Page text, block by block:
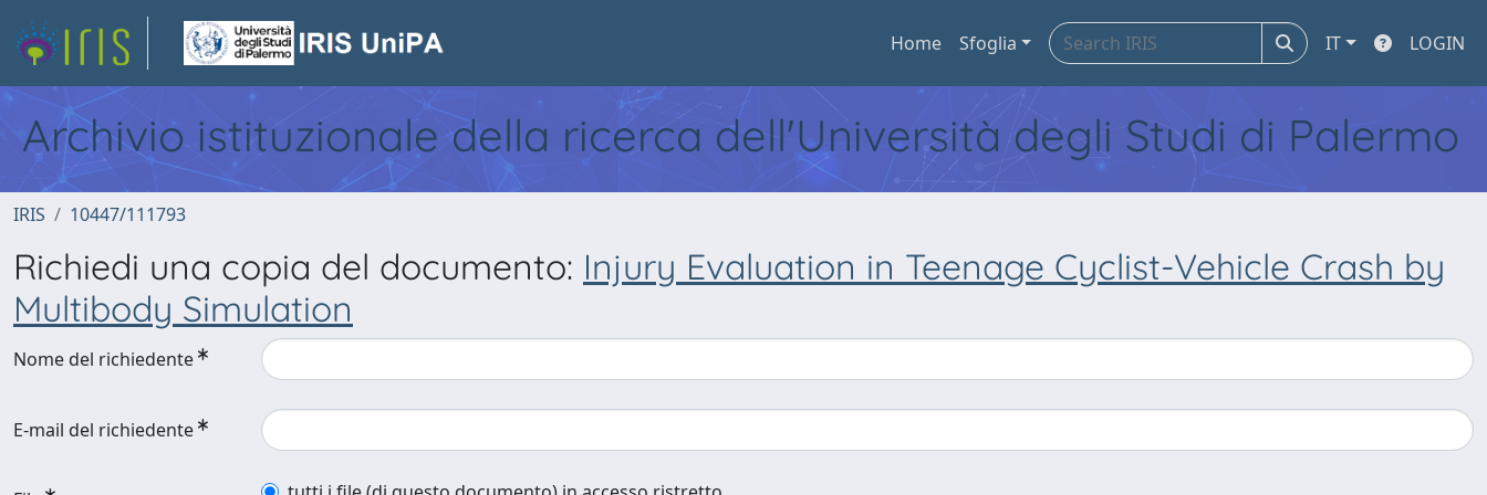
Home Sfoglia IT LOGIN
Archivio istituzionale della ricerca dell'Università degli Studi di Palermo
IRIS 10447/111793
Richiedi una copia del documento: Injury Evaluation in Teenage Cyclist-Vehicle Crash by
Multibody Simulation
Nome del richiedente
E-mail del richiedente